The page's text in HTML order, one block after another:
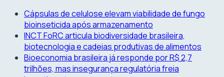
Skip
content
Cápsulas de celulose elevam viabilidade de fungo
bioinseticida após armazenamento
INCT FoRC articula biodiversidade brasileira,
biotecnologia e cadeias produtivas de alimentos
Bioeconomia brasileira já responde por R$ 2,7
trilhões, mas insegurança regulatória freia